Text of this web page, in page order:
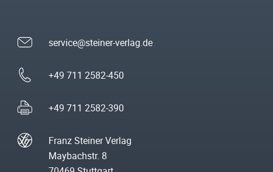
service@steiner-verlag.de
+49 711 2582-450
+49 711 2582-390
Franz Steiner Verlag
Maybachstr. 8